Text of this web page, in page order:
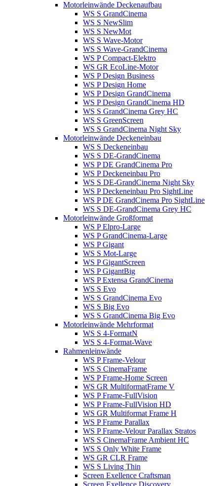
Motorleinwände Deckenaufbau
WS S GrandCinema
WS S NewSlim
WS S NewMot
WS S Wave-Motor
WS S Wave-GrandCinema
WS P Compact-Elektro
WS GR EcoLine-Motor
WS P Design Business
WS P Design Home
WS P Design GrandCinema
WS P Design GrandCinema HD
WS S GrandCinema Grey HC
WS S GreenScreen
WS S GrandCinema Night Sky
Motorleinwände Deckeneinbau
WS S Deckeneinbau
WS S DE-GrandCinema
WS P DE GrandCinema Pro
WS P Deckeneinbau Pro
WS S DE-GrandCinema Night Sky
WS P Deckeneinbau Pro SightLine
WS P DE GrandCinema Pro SightLine
WS S DE-GrandCinema Grey HC
Motorleinwände Großformat
WS P Elpro-Large
WS P GrandCinema-Large
WS P Gigant
WS S Mot-Large
WS P GigantScreen
WS P GigantBig
WS P Extensa GrandCinema
WS S Evo
WS S GrandCinema Evo
WS S Big Evo
WS S GrandCinema Big Evo
Motorleinwände Mehrformat
WS S 4-FormatN
WS S 4-Format-Wave
Rahmenleinwände
WS P Frame-Velour
WS S CinemaFrame
WS P Frame-Home Screen
WS GR MultiformatFrame V
WS P Frame-FullVision
WS P Frame-FullVision HD
WS GR Multiformat Frame H
WS P Frame Parallax
WS P Frame-Velour Parallax Stratos
WS S CinemaFrame Ambient HC
WS S Only White Frame
WS GR CLR Frame
WS S Living Thin
Screen Exellence Craftsman
Screen Exellence Discovery